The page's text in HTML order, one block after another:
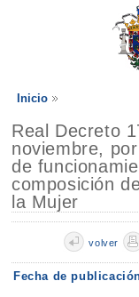
Inicio
Real Decreto
noviembre,
de
composición
la Mujer
volver
Fecha de